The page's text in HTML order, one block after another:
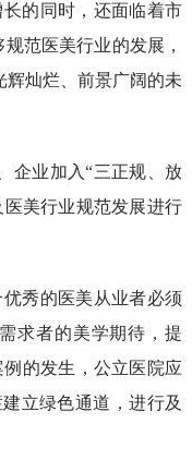
的同时，还面临着市
范医美行业的发展，
灿烂、前景广阔的未
企业加入“三正规、放
美行业规范发展进行
秀的医美从业者必须
求者的美学期待，提
例的发生，公立医院应
立绿色通道，进行及